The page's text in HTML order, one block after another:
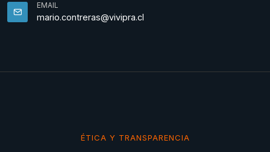
EMAIL
mario.contreras@vivipra.cl
ÉTICA Y TRANSPARENCIA